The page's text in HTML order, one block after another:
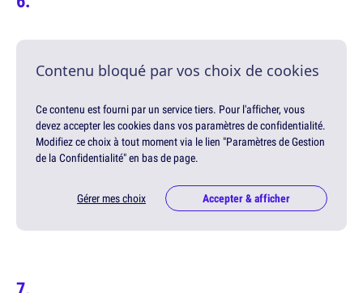
Contenu bloqué par vos choix de cookies
Ce contenu est fourni par un service tiers. Pour l'afficher, vous
devez accepter les cookies dans vos paramètres de confidentialité.
Modifiez ce choix à tout moment via le lien "Paramètres de Gestion
de la Confidentialité" en bas de page.
Gérer mes choix Accepter & afficher